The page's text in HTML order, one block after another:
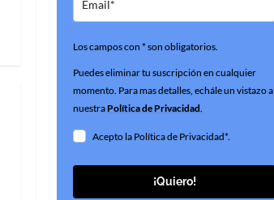
Los campos con * son obligatorios.
Puedes eliminar tu suscripción en cualquier
momento. Para mas detalles, echále un vistazo a
nuestraPolítica de Privacidad.
Acepto la Política de Privacidad*.
¡Quiero!